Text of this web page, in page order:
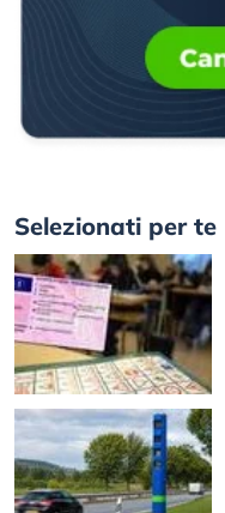
Selezionati per te